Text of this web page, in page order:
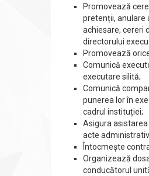
Promovează
pretenții, anulare
achiesare, cereri
directorului
Promovează
Comunică
executare silită;
Comunică
punerea lor în
cadrul instituției;
Asigura
acte
Întocmește
Organizează
conducătorul